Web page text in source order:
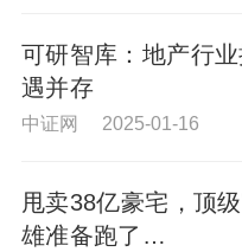
可研智库：地产行
遇并存
中证网 2025-01-16
甩卖38亿豪宅，顶
雄准备跑了…